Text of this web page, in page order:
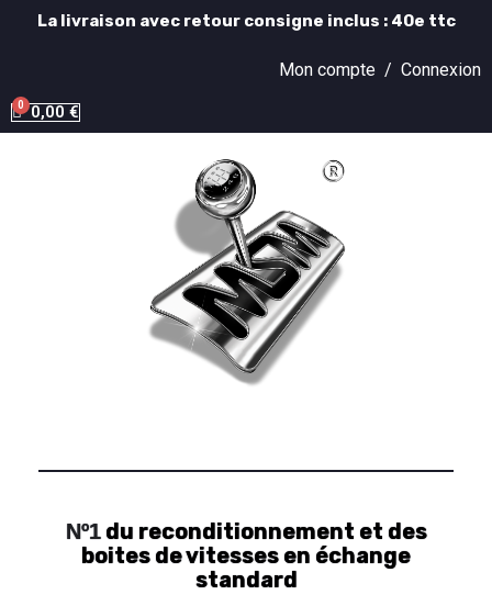
La livraison avec retour consigne inclus : 40e ttc
Mon compte / Connexion
0,00 €
Nº1du reconditionnement et des
boites de vitesses en échange
standard